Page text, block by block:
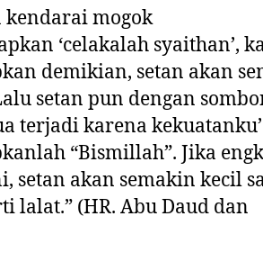
kendarai mogok
‘celakalah syaithan’,
demikian, setan akan
setan pun dengan
terjadi karena
“Bismillah”. Jika
setan akan semakin kecil
lalat.” (HR. Abu Daud dan